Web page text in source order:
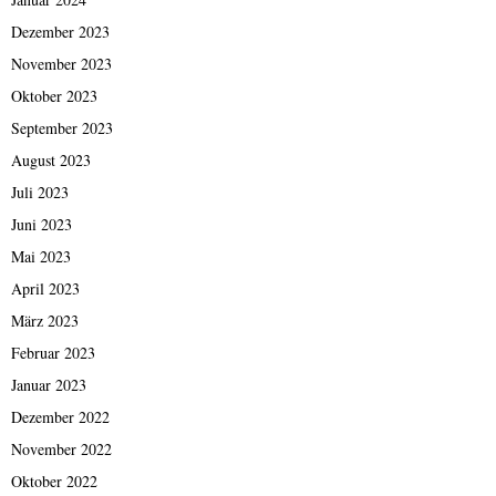
Dezember 2023
November 2023
Oktober 2023
September 2023
August 2023
Juli 2023
Juni 2023
Mai 2023
April 2023
März 2023
Februar 2023
Januar 2023
Dezember 2022
November 2022
Oktober 2022